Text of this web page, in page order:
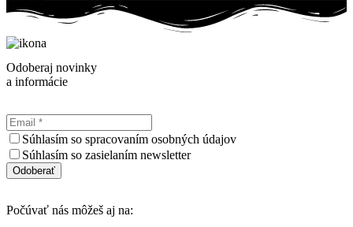
Odoberaj novinky
a informácie
Súhlasím so spracovaním osobných údajov
Súhlasím so zasielaním newsletter
Odoberať
Počúvať nás môžeš aj na: